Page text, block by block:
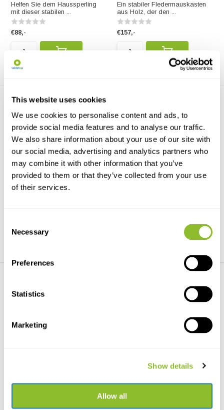
This website uses cookies
We use cookies to personalise content and ads, to
provide social media features and to analyse our traffic.
We also share information about your use of our site with
our social media, advertising and analytics partners who
may combine it with other information that you’ve
provided to them or that they’ve collected from your use
of their services.
Selection
Necessary
Preferences
Statistics
Marketing
Show details
Allow all
Helfen Sie dem Haussperling
mit dieser stabilen ...
€88,-
Ein stabiler Fledermauskasten
aus Holz, der den ...
€157,-
Houtperfectie
Fledermaushöhle einlagig
Ein stabiler Fledermauskasten
aus Holz, der den ...
Houtperfectie Fledermaus
Sommerquartier ...
Ein stabiler Fledermauskasten
€762,30